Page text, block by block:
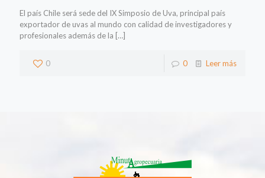
El país Chile será sede del IX Simposio de Uva, principal país
exportador de uvas al mundo con calidad de investigadores y
profesionales además de la […]
0 0 Leer más